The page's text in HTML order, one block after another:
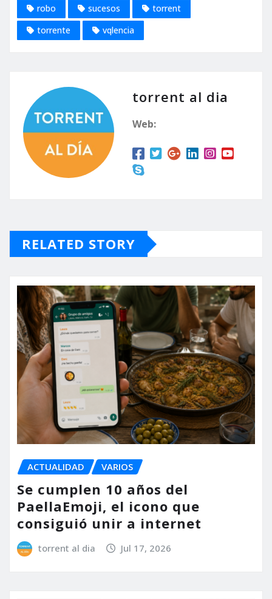
robo
sucesos
torrent
torrente
vqlencia
torrent al dia
Web:
RELATED STORY
ACTUALIDAD VARIOS
Se cumplen 10 años del
PaellaEmoji, el icono que
consiguió unir a internet
torrent al dia Jul 17, 2026